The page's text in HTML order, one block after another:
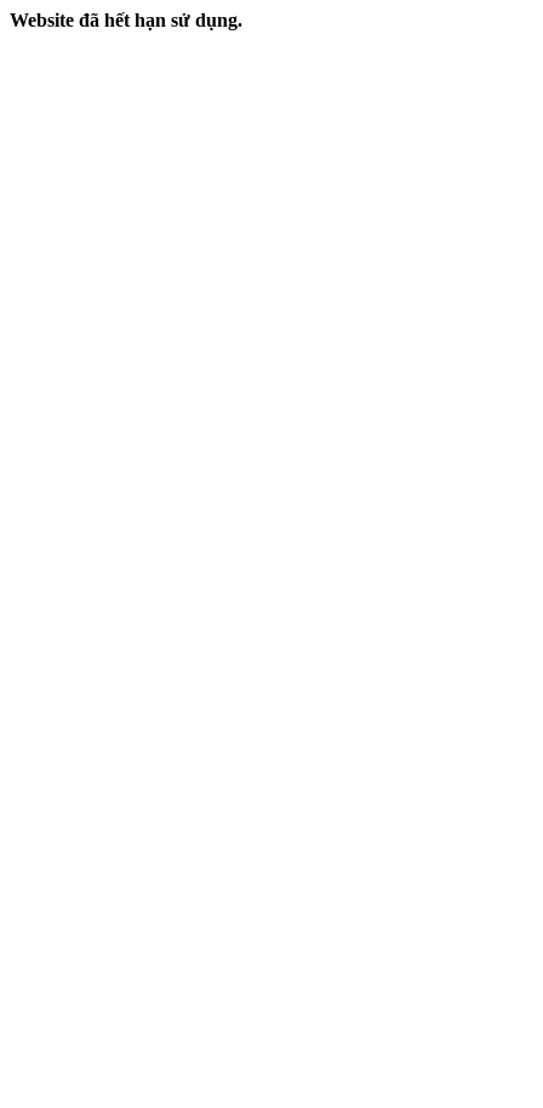
Website đã hết hạn sử dụng.